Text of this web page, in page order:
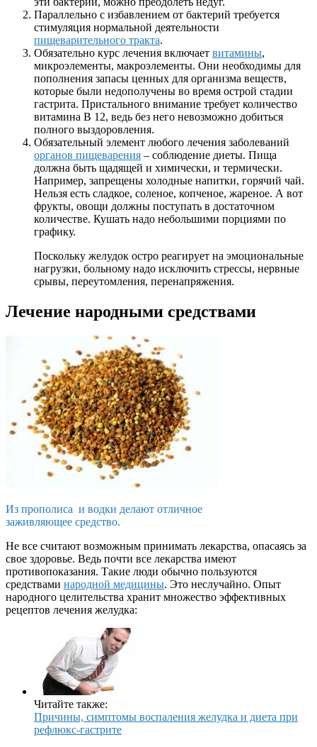
Параллельно с избавлением от бактерий требуется
стимуляция нормальной деятельности
пищеварительного тракта.
Обязательно курс лечения включает витамины,
микроэлементы, макроэлементы. Они необходимы для
пополнения запасы ценных для организма веществ,
которые были недополучены во время острой стадии
гастрита. Пристального внимание требует количество
витамина В 12, ведь без него невозможно добиться
полного выздоровления.
Обязательный элемент любого лечения заболеваний
органов пищеварения – соблюдение диеты. Пища
должна быть щадящей и химически, и термически.
Например, запрещены холодные напитки, горячий чай.
Нельзя есть сладкое, соленое, копченое, жареное. А вот
фрукты, овощи должны поступать в достаточном
количестве. Кушать надо небольшими порциями по
графику.
Поскольку желудок остро реагирует на эмоциональные
нагрузки, больному надо исключить стрессы, нервные
срывы, переутомления, перенапряжения.
Лечение народными средствами
Из прополиса и водки делают отличное
заживляющее средство.
Не все считают возможным принимать лекарства, опасаясь за
свое здоровье. Ведь почти все лекарства имеют
противопоказания. Такие люди обычно пользуются
средствами народной медицины. Это неслучайно. Опыт
народного целительства хранит множество эффективных
рецептов лечения желудка:
Читайте также:
Причины, симптомы воспаления желудка и диета при
рефлюкс-гастрите